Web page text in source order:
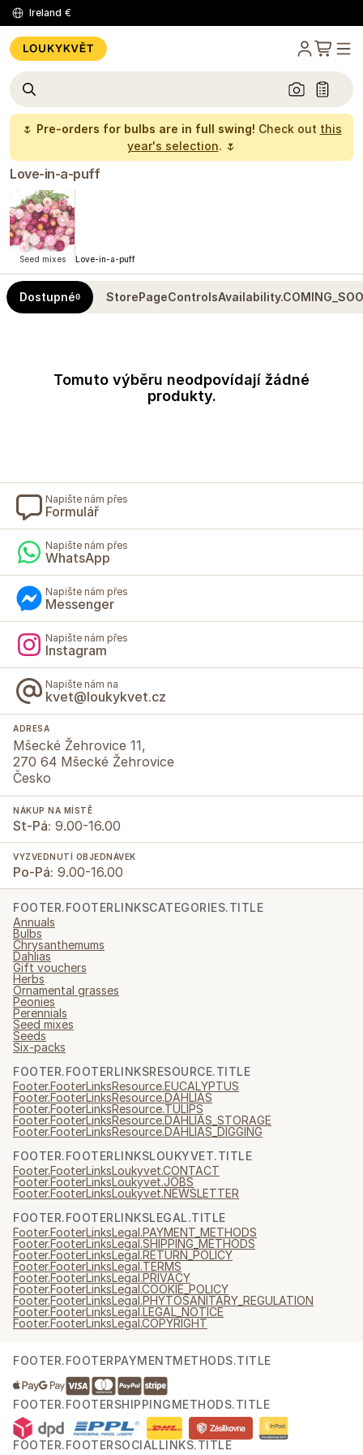
Ireland €
🌷 Pre-orders for bulbs are in full swing! Check out this
year's selection. 🌷
Love-in-a-puff
Seed mixes Love-in-a-puff
Dostupné0
Tomuto výběru neodpovídají žádné
produkty.
Napište nám přes
Formulář
Napište nám přes
WhatsApp
Napište nám přes
Messenger
Napište nám přes
Instagram
Napište nám na
kvet@loukykvet.cz
ADRESA
Mšecké Žehrovice 11,
270 64 Mšecké Žehrovice
Česko
NÁKUP NA MÍSTĚ
St-Pá: 9.00-16.00
VYZVEDNUTÍ OBJEDNÁVEK
Po-Pá: 9.00-16.00
FOOTER.FOOTERLINKSCATEGORIES.TITLE
Annuals
Bulbs
Chrysanthemums
Dahlias
Gift vouchers
Herbs
Ornamental grasses
Peonies
Perennials
Seed mixes
Seeds
Six-packs
FOOTER.FOOTERLINKSRESOURCE.TITLE
Footer.FooterLinksResource.EUCALYPTUS
Footer.FooterLinksResource.DAHLIAS
Footer.FooterLinksResource.TULIPS
Footer.FooterLinksResource.DAHLIAS_STORAGE
Footer.FooterLinksResource.DAHLIAS_DIGGING
FOOTER.FOOTERLINKSLOUKYVET.TITLE
Footer.FooterLinksLoukyvet.CONTACT
Footer.FooterLinksLoukyvet.JOBS
Footer.FooterLinksLoukyvet.NEWSLETTER
FOOTER.FOOTERLINKSLEGAL.TITLE
Footer.FooterLinksLegal.PAYMENT_METHODS
Footer.FooterLinksLegal.SHIPPING_METHODS
Footer.FooterLinksLegal.RETURN_POLICY
Footer.FooterLinksLegal.TERMS
Footer.FooterLinksLegal.PRIVACY
Footer.FooterLinksLegal.COOKIE_POLICY
Footer.FooterLinksLegal.PHYTOSANITARY_REGULATION
Footer.FooterLinksLegal.LEGAL_NOTICE
Footer.FooterLinksLegal.COPYRIGHT
FOOTER.FOOTERPAYMENTMETHODS.TITLE
FOOTER.FOOTERSHIPPINGMETHODS.TITLE
FOOTER.FOOTERSOCIALLINKS.TITLE